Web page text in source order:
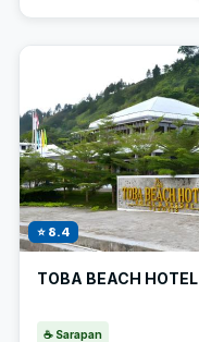
⭐ 8.4
TOBA BEACH HOTEL
☕ Sarapan